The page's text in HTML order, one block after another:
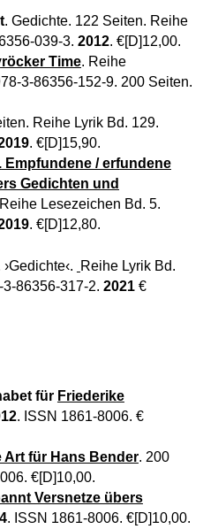
. Gedichte. 122 Seiten. Reihe
039-3. 2012. €[D]12,00.
Time. Reihe
3-86356-152-9. 200 Seiten.
Reihe Lyrik Bd. 129.
. €[D]15,90.
Empfundene / erfundene
Gedichten und
Lesezeichen Bd. 5.
. €[D]12,80.
›Gedichte‹.
Reihe Lyrik Bd.
86356-317-2. 2021€
für Friederike
. ISSN 1861-8006. €
Art für Hans Bender. 200
€[D]10,00.
Versnetze übers
. ISSN 1861-8006. €[D]10,00.